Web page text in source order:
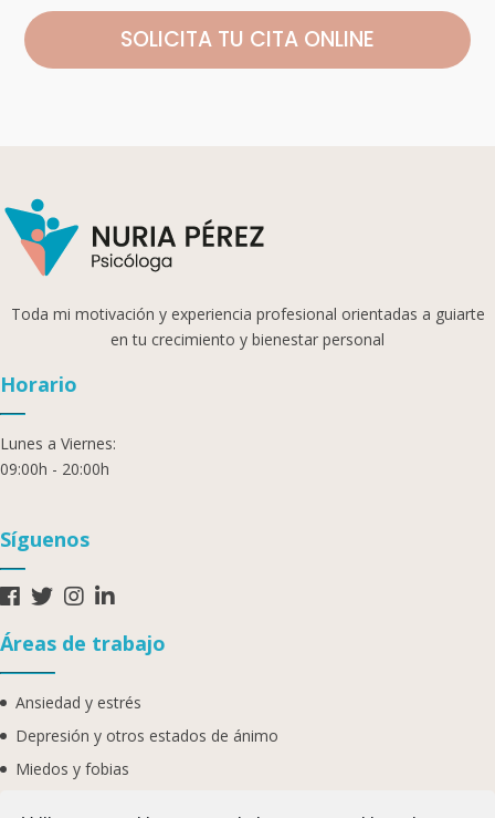
SOLICITA TU CITA ONLINE
Toda mi motivación y experiencia profesional orientadas a guiarte
en tu crecimiento y bienestar personal
Horario
Lunes a Viernes:
09:00h - 20:00h
Síguenos
Áreas de trabajo
Ansiedad y estrés
Depresión y otros estados de ánimo
Miedos y fobias